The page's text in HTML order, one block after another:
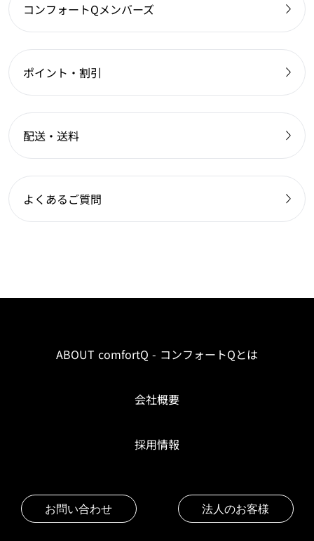
コンフォートQメンバーズ
ポイント・割引
配送・送料
よくあるご質問
ABOUT comfortQ - コンフォートQとは
会社概要
採用情報
お問い合わせ 法人のお客様